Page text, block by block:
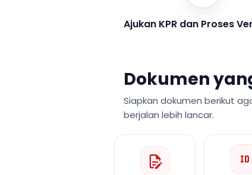
Ajukan KPR dan Proses
Dokumen
Siapkan dokumen berikut
berjalan lebih lancar.